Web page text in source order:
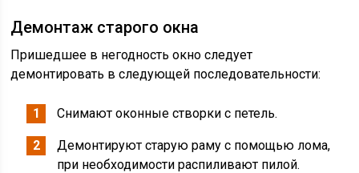
Демонтаж старого окна
Пришедшее в негодность окно следует
демонтировать в следующей последовательности:
Снимают оконные створки с петель.
Демонтируют старую раму с помощью лома,
при необходимости распиливают пилой.